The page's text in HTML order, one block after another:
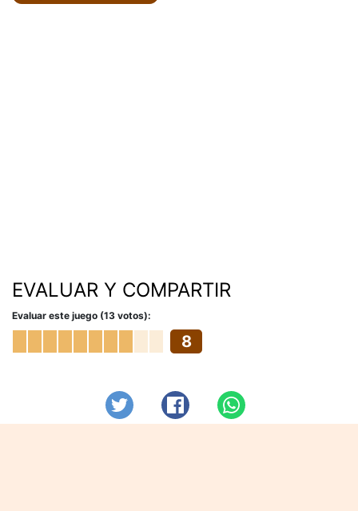
EVALUAR Y COMPARTIR
Evaluar este juego (13 votos):
8